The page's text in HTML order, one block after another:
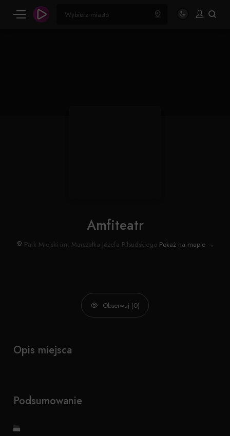
Amfiteatr
Park Miejski im. Marszałka Józefa Piłsudskiego Pokaż na mapie →
Obserwuj (0)
Opis miejsca
Podsumowanie